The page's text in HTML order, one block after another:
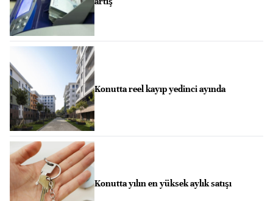
Konutta reel kayıp yedinci ayında
Konutta yılın en yüksek aylık satışı